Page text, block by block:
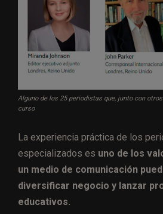
Alguno de los 25 periodistas que, junto con
curso
La experiencia práctica de los
especializados es uno de los
un medio de comunicación
diversificar negocio y lanzar
educativos.